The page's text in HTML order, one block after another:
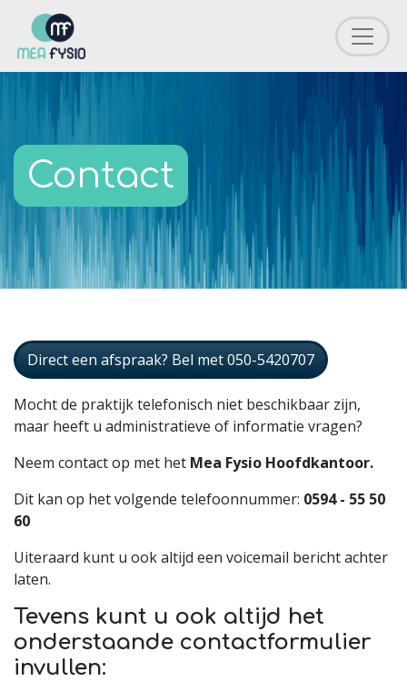
Contact
Direct een afspraak? Bel met 050-5420707
Mocht de praktijk telefonisch niet beschikbaar zijn,
maar heeft u administratieve of informatie vragen?
Neem contact op met het Mea Fysio Hoofdkantoor.
Dit kan op het volgende telefoonnummer: 0594 - 55 50
60
Uiteraard kunt u ook altijd een voicemail bericht achter
laten.
Tevens kunt u ook altijd het
onderstaande contactformulier
invullen: